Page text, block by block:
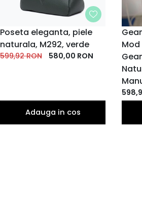
Poseta eleganta, piele
naturala, M292, verde
599,92RON 580,00 RON
Adauga in cos
Mod